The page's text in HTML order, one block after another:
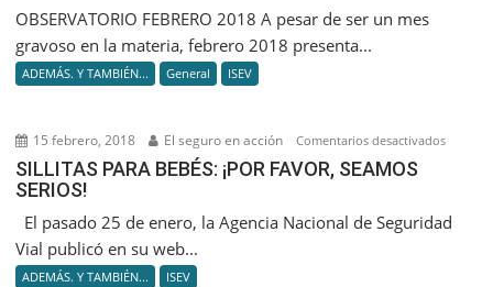
OBSERVATORIO FEBRERO 2018 A pesar de ser un mes
gravoso en la materia, febrero 2018 presenta...
ADEMÁS. Y TAMBIÉN... General ISEV
15 febrero, 2018 El seguro en acción Comentarios desactivadosen
BEBÉS:
SILLITAS PARA BEBÉS: ¡POR FAVOR, SEAMOS
SERIOS!
El pasado 25 de enero, la Agencia Nacional de Seguridad
Vial publicó en su web...
ADEMÁS. Y TAMBIÉN... ISEV